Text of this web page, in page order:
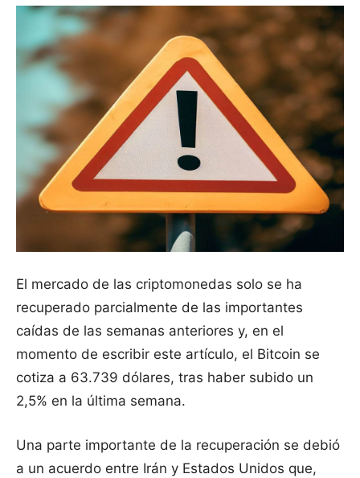
El mercado de las criptomonedas solo se ha
recuperado parcialmente de las importantes
caídas de las semanas anteriores y, en el
momento de escribir este artículo, el Bitcoin se
cotiza a 63.739 dólares, tras haber subido un
2,5% en la última semana.
Una parte importante de la recuperación se debió
a un acuerdo entre Irán y Estados Unidos que,